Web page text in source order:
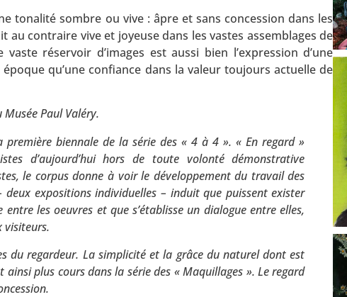
tonalité sombre ou vive : âpre et sans concession dans les
contraire vive et joyeuse dans les vastes assemblages de
réservoir d’images est aussi bien l’expression d’une
qu’une confiance dans la valeur toujours actuelle de
Paul Valéry.
biennale de la série des « 4 à 4 ». « En regard »
d’aujourd’hui hors de toute volonté démonstrative
le corpus donne à voir le développement du travail des
expositions individuelles – induit que puissent exister
les oeuvres et que s’établisse un dialogue entre elles,
visiteurs.
du regardeur. La simplicité et la grâce du naturel dont est
plus cours dans la série des « Maquillages ». Le regard